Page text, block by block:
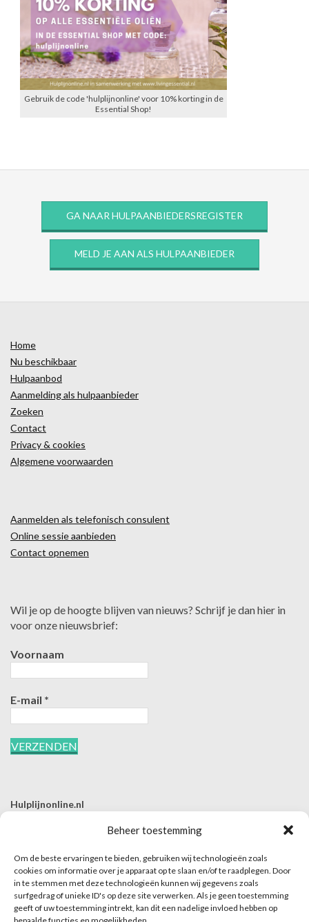
Beheer toestemming
Om de beste ervaringen te bieden, gebruiken wij technologieën zoals
cookies om informatie over je apparaat op te slaan en/of te raadplegen. Door
in te stemmen met deze technologieën kunnen wij gegevens zoals
surfgedrag of unieke ID's op deze site verwerken. Als je geen toestemming
geeft of uw toestemming intrekt, kan dit een nadelige invloed hebben op
Gebruik de code 'hulplijnonline' voor 10% korting in de
Essential Shop!
GA NAAR HULPAANBIEDERSREGISTER
MELD JE AAN ALS HULPAANBIEDER
Home
Nu beschikbaar
Hulpaanbod
Aanmelding als hulpaanbieder
Zoeken
Contact
Privacy & cookies
Algemene voorwaarden
Aanmelden als telefonisch consulent
Online sessie aanbieden
Contact opnemen
Wil je op de hoogte blijven van nieuws? Schrijf je dan hier in
voor onze nieuwsbrief:
Voornaam
E-mail *
Hulplijnonline.nl
E | info@hulplijnonline.nl
Contactformulier
Over Hulplijnonline.nl
Het team van Hulplijnonline.nl